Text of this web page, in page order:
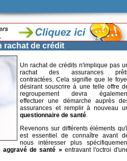
rachat de crédit
Un rachat de crédits n'implique pas
rachat des assurances
contractées. Cela signifie que le
désirant souscrire à une telle offre
regroupement devra
effectuer une démarche auprès
assurances et remplir à nouveau
questionnaire de santé.
Revenons sur différents éléments qu'il
est essentiel de connaître avant
nous intéresser plus
aggravé de santé » entravant l'octroi